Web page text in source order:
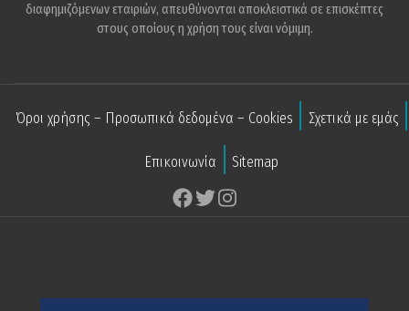
διαφημιζόμενων εταιριών, απευθύνονται αποκλειστικά σε επισκέπτες
στους οποίους η χρήση τους είναι νόμιμη.
Όροι χρήσης – Προσωπικά δεδομένα – Cookies Σχετικά με εμάς
Επικοινωνία Sitemap